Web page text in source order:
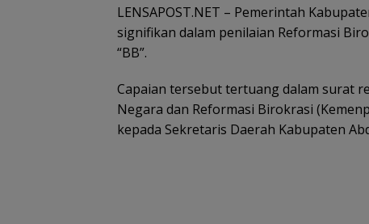
LENSAPOST.NET – Pemerintah
signifikan dalam penilaian Reformasi
“BB”.
Capaian tersebut tertuang dalam surat
Negara dan Reformasi Birokrasi
kepada Sekretaris Daerah Kabupaten